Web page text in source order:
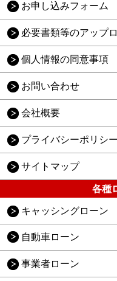
お申し込みフォーム
必要書類等のアップ
個人情報の同意事項
お問い合わせ
会社概要
プライバシーポリシー
サイトマップ
各種
キャッシングローン
自動車ローン
事業者ローン